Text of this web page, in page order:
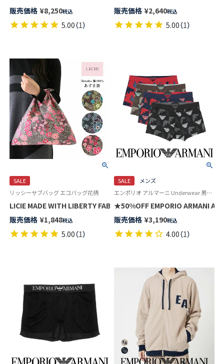
販売価格 ¥8,250税込
5.00（1）
販売価格 ¥2,640税込
5.00（1）
SALE
リッシーサブバッグ エコバッグ花柄
LICIE MADE WITH LIBERTY FABRIC リバティプリント 日本製 綿
販売価格 ¥1,848税込
5.00（1）
SALE
メンズ
エンポリオ アルマーニ Underwear 男性 下着 パンツ アンダーウェア
★50%OFF EMPORIO ARMANI
販売価格 ¥3,190税込
4.00（1）